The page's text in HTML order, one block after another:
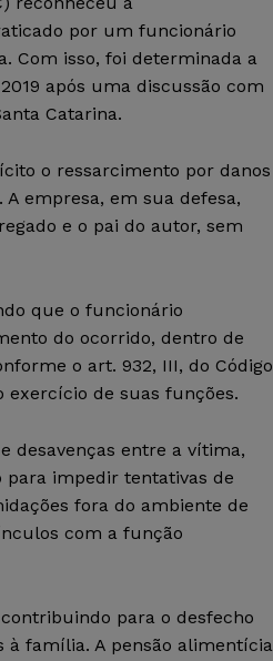
por um funcionário
Com isso, foi determinada a
após uma discussão com
Catarina.
o ressarcimento por danos
empresa, em sua defesa,
e o pai do autor, sem
que o funcionário
do ocorrido, dentro de
o art. 932, III, do Código
exercício de suas funções.
desavenças entre a vítima,
para impedir tentativas de
fora do ambiente de
com a função
para o desfecho
à família. A pensão alimentícia